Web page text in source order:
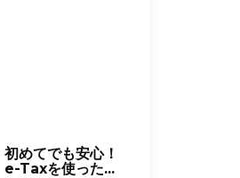
初めてでも安心！
e-Taxを使った...